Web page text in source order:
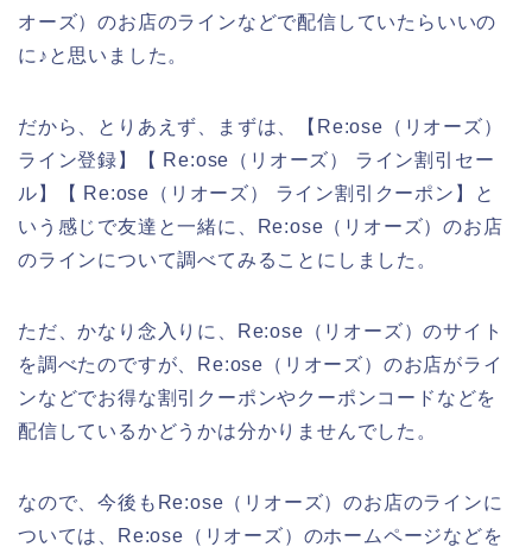
オーズ）のお店のラインなどで配信していたらいいの
に♪と思いました。
だから、とりあえず、まずは、【Re:ose（リオーズ）
ライン登録】【 Re:ose（リオーズ） ライン割引セー
ル】【 Re:ose（リオーズ） ライン割引クーポン】と
いう感じで友達と一緒に、Re:ose（リオーズ）のお店
のラインについて調べてみることにしました。
ただ、かなり念入りに、Re:ose（リオーズ）のサイト
を調べたのですが、Re:ose（リオーズ）のお店がライ
ンなどでお得な割引クーポンやクーポンコードなどを
配信しているかどうかは分かりませんでした。
なので、今後もRe:ose（リオーズ）のお店のラインに
ついては、Re:ose（リオーズ）のホームページなどを